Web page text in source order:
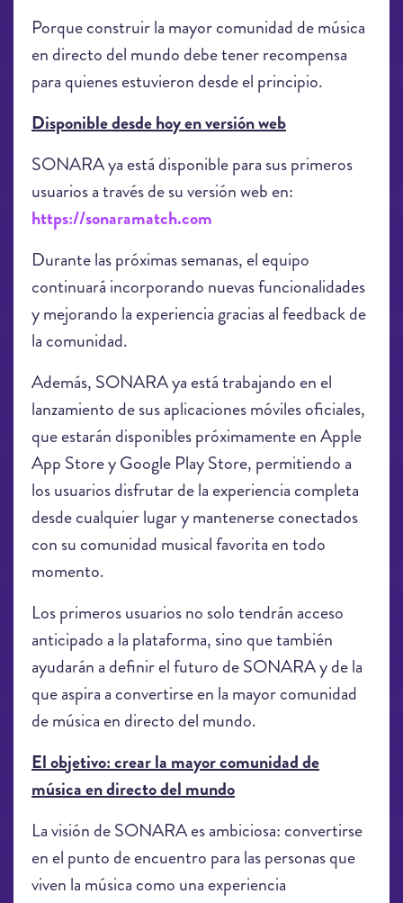
Porque construir la mayor comunidad de música
en directo del mundo debe tener recompensa
para quienes estuvieron desde el principio.
Disponible desde hoy en versión web
SONARA ya está disponible para sus primeros
usuarios a través de su versión web en:
https://sonaramatch.com
Durante las próximas semanas, el equipo
continuará incorporando nuevas funcionalidades
y mejorando la experiencia gracias al feedback de
la comunidad.
Además, SONARA ya está trabajando en el
lanzamiento de sus aplicaciones móviles oficiales,
que estarán disponibles próximamente en Apple
App Store y Google Play Store, permitiendo a
los usuarios disfrutar de la experiencia completa
desde cualquier lugar y mantenerse conectados
con su comunidad musical favorita en todo
momento.
Los primeros usuarios no solo tendrán acceso
anticipado a la plataforma, sino que también
ayudarán a definir el futuro de SONARA y de la
que aspira a convertirse en la mayor comunidad
de música en directo del mundo.
El objetivo: crear la mayor comunidad de
música en directo del mundo
La visión de SONARA es ambiciosa: convertirse
en el punto de encuentro para las personas que
viven la música como una experiencia